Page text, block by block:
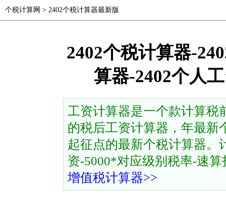
个税计算网 > 2402个税计算器最新版
2402个税计算器-
算器-2402个人
工资计算器是一个款计算税
的税后工资计算器，年最新
起征点的最新个税计算器。
资-5000*对应级别税率-速
增值税计算器>>